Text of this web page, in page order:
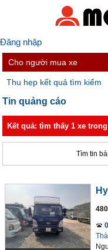
Đăng nhập
Cho người mua xe
Thu hẹp kết quả tìm kiếm
Tin quảng cáo
Kết quả: tìm thấy 1 xe
Tìm tin